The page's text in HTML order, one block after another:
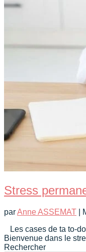
Stress
parAnne ASSEMAT
Les cases de ta to-
Bienvenue dans le
Rechercher